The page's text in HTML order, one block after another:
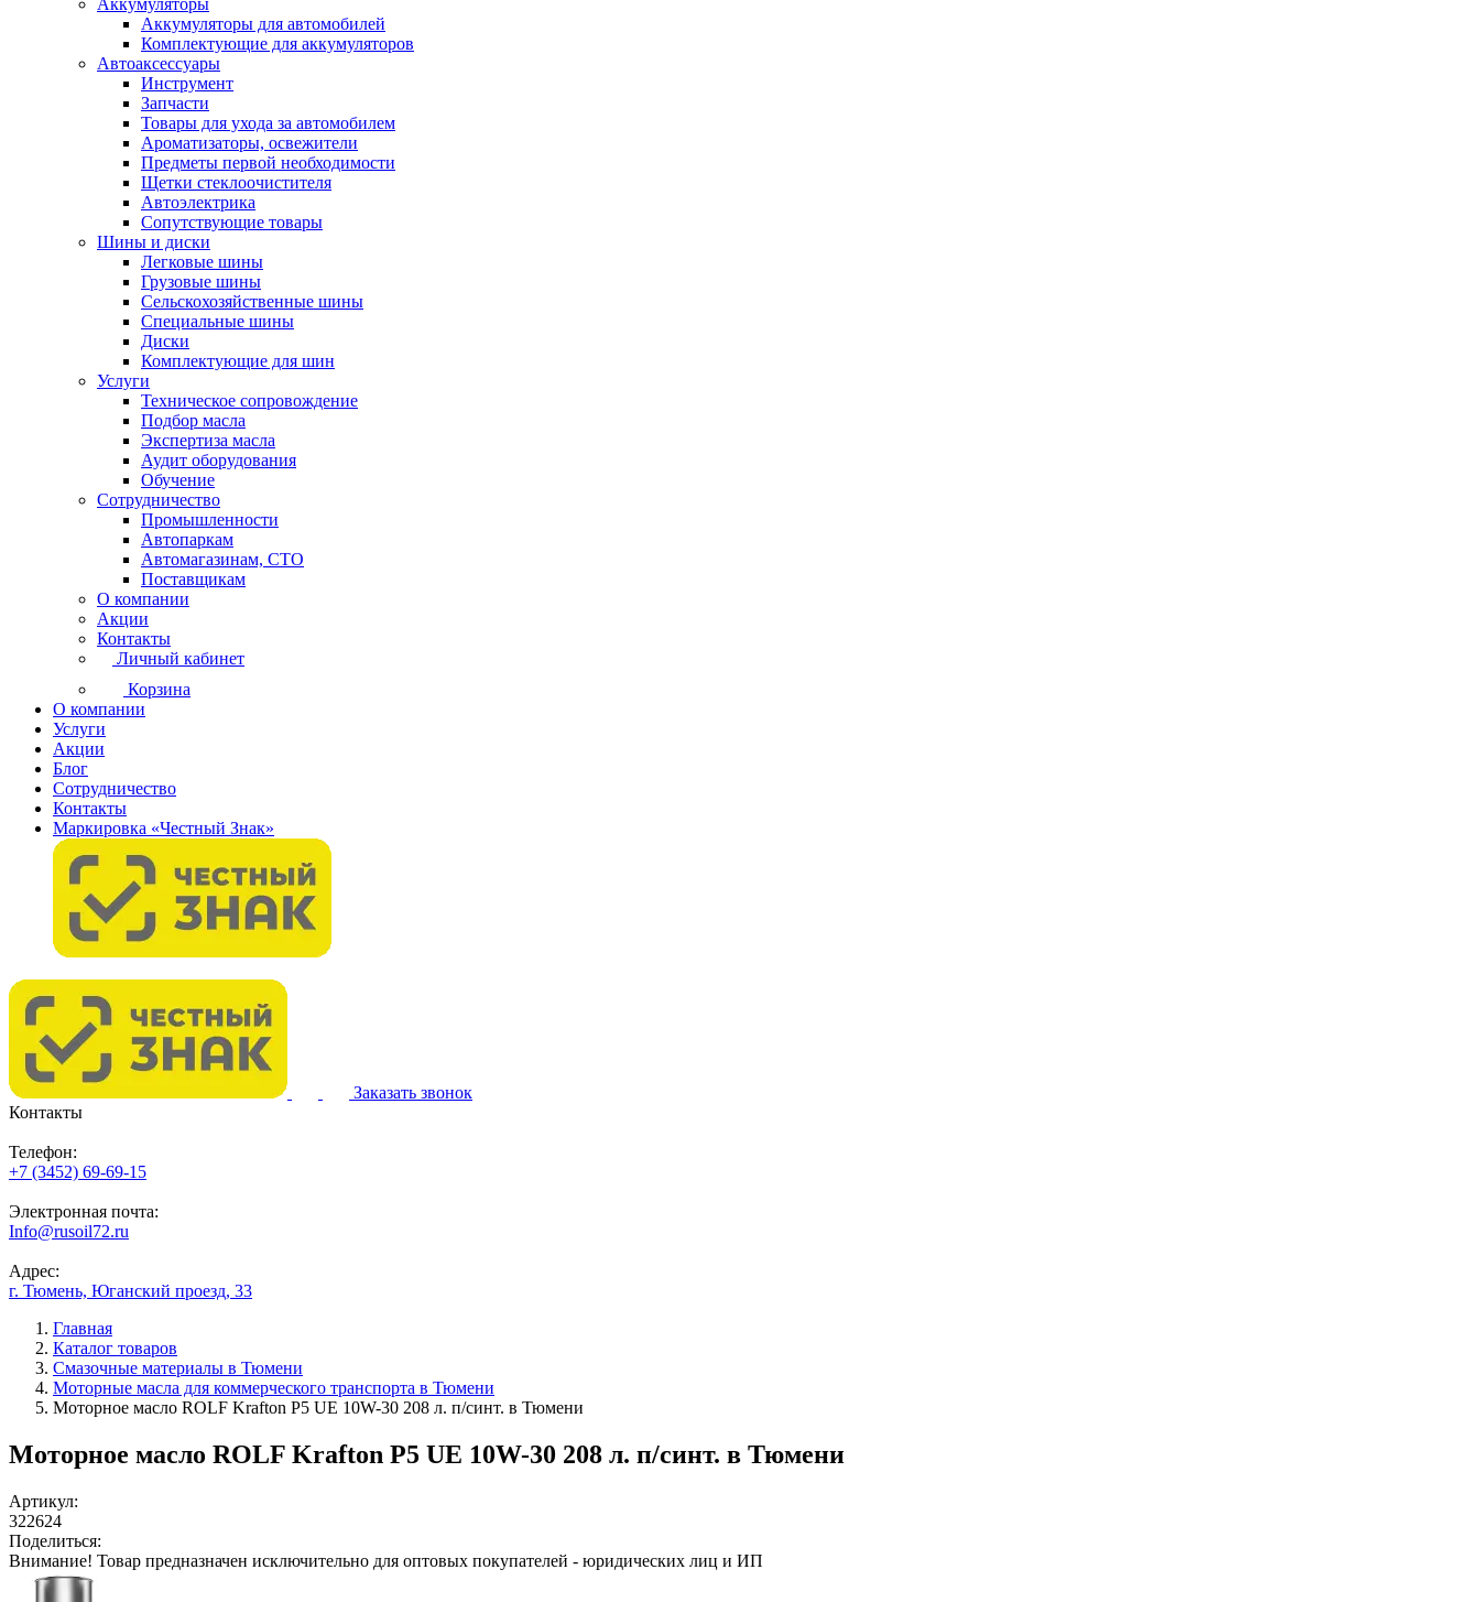
Аккумуляторы
Аккумуляторы для автомобилей
Комплектующие для аккумуляторов
Автоаксессуары
Инструмент
Запчасти
Товары для ухода за автомобилем
Ароматизаторы, освежители
Предметы первой необходимости
Щетки стеклоочистителя
Автоэлектрика
Сопутствующие товары
Шины и диски
Легковые шины
Грузовые шины
Сельскохозяйственные шины
Специальные шины
Диски
Комплектующие для шин
Услуги
Техническое сопровождение
Подбор масла
Экспертиза масла
Аудит оборудования
Обучение
Сотрудничество
Промышленности
Автопаркам
Автомагазинам, СТО
Поставщикам
О компании
Акции
Контакты
Личный кабинет
Корзина
О компании
Услуги
Акции
Блог
Сотрудничество
Контакты
Маркировка «Честный Знак»
Заказать звонок
Контакты
Телефон:
+7 (3452) 69-69-15
Электронная почта:
Info@rusoil72.ru
Адрес:
г. Тюмень, Юганский проезд, 33
Главная
Каталог товаров
Смазочные материалы в Тюмени
Моторные масла для коммерческого транспорта в Тюмени
Моторное масло ROLF Krafton P5 UE 10W-30 208 л. п/синт. в Тюмени
Моторное масло ROLF Krafton P5 UE 10W-30 208 л. п/синт. в Тюмени
Артикул:
322624
Поделиться:
Внимание! Товар предназначен исключительно для оптовых покупателей - юридических лиц и ИП